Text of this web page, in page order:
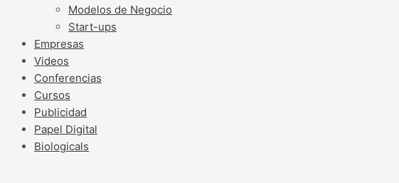
Modelos de Negocio
Start-ups
Empresas
Videos
Conferencias
Cursos
Publicidad
Papel Digital
Biologicals